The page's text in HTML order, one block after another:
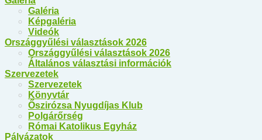
Galéria
Képgaléria
Videók
Országgyűlési választások 2026
Országgyűlési választások 2026
Általános választási információk
Szervezetek
Szervezetek
Könyvtár
Őszirózsa Nyugdíjas Klub
Polgárőrség
Római Katolikus Egyház
Pályázatok